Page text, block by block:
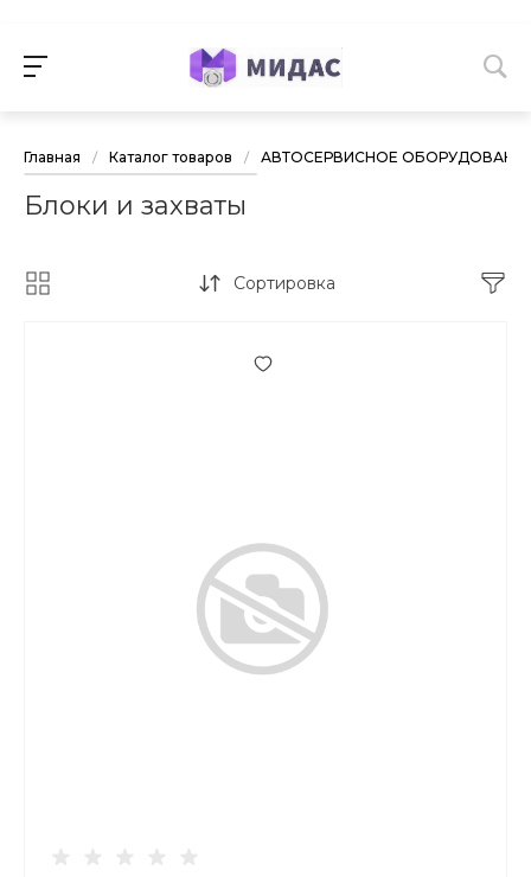
Главная / Каталог товаров / АВТОСЕРВИСНОЕ
Блоки и захваты
Сортировка